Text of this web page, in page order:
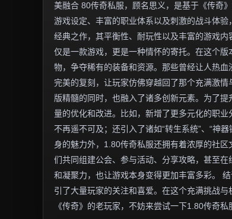
美融合 80传奇私服，顾名思义，是基于《传奇
游戏设定、丰富的职业体系以及刺激的战斗体
经典之作，其平衡性、耐玩性以及丰富的游戏
仅是一款游戏，更是一种情怀的寄托。在这个
物，争夺稀有的装备和资源。那些曾经让人热
完美的复刻，让玩家仿佛穿越回了那个充满激
版精髓的同时，也融入了诸多创新元素。为了
量的优化和改进。比如，新增了更多元化的职
不再遥不可及；还引入了诸如“转生系统”、“神
身的魅力外，1.80传奇私服还拥有着浓厚的社
们共同组建公会、参与活动、分享攻略，甚至
和凝聚力，也让游戏本身变得更加丰富多彩。
引了大量玩家的关注和喜爱。在这个充满挑战
《传奇》的老玩家，不妨来尝试一下1.80传奇